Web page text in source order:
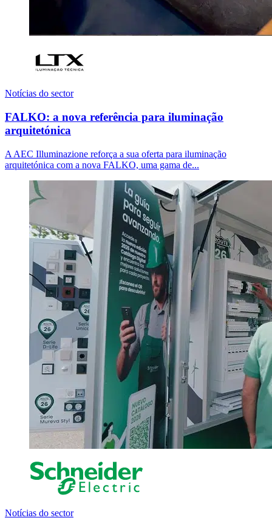
Notícias do sector
FALKO: a nova referência para iluminação
arquitetónica
A AEC Illuminazione reforça a sua oferta para iluminação
arquitetónica com a nova FALKO, uma gama de...
Notícias do sector